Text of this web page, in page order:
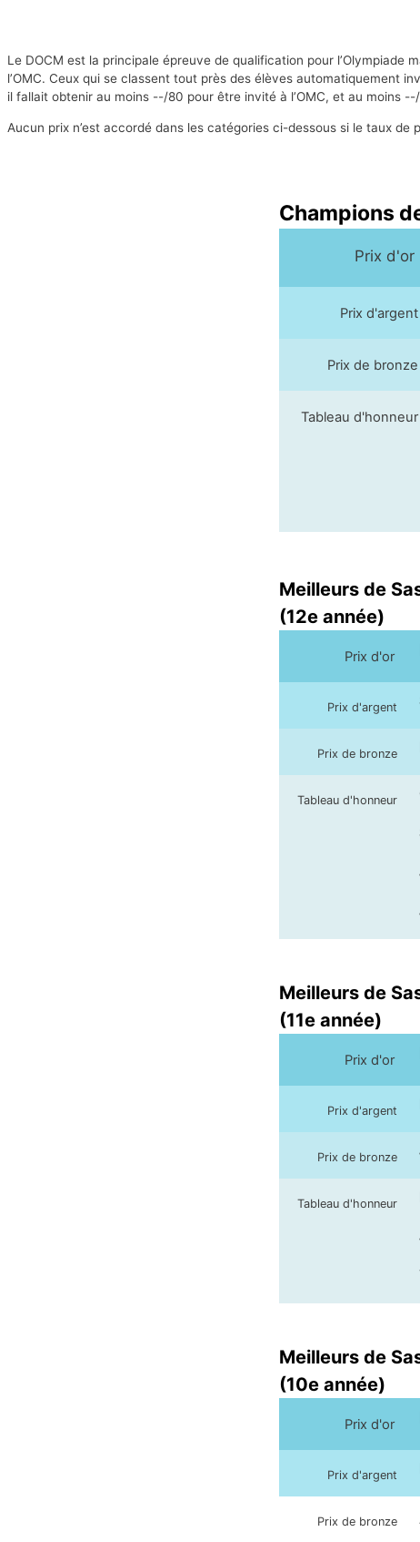
Le DOCM est la principale épreuve de qualification pour l’Olympiade
l’OMC. Ceux qui se classent tout près des élèves automatiquement
il fallait obtenir au moins --/80 pour être invité à l’OMC, et au moins
Aucun prix n’est accordé dans les catégories ci-dessous si le taux
Champions
Prix d'or
Prix d'argent
Prix de bronze
Tableau d'honneur
Meilleurs de
(12e année)
Prix d'or
Prix d'argent
Prix de bronze
Tableau d'honneur
Meilleurs de
(11e année)
Prix d'or
Prix d'argent
Prix de bronze
Tableau d'honneur
Meilleurs de
(10e année)
Prix d'or
Prix d'argent
Prix de bronze